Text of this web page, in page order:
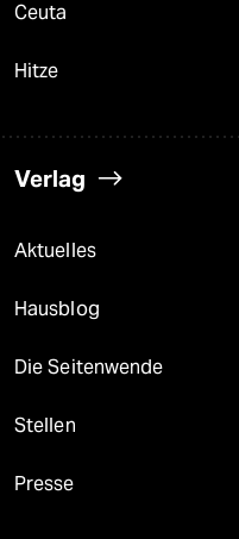
Ceuta
Hitze
Verlag
Aktuelles
Hausblog
Die Seitenwende
Stellen
Presse